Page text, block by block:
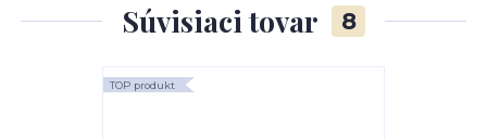
Súvisiaci tovar 8
TOP produkt